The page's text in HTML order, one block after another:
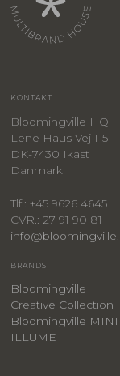
KONTAKT
Bloomingville HQ
Lene Haus Vej 1-5
DK-7430 Ikast
Danmark
Tlf.: +45 9626 4645
CVR.: 27 91 90 81
BRANDS
Bloomingville
Creative Collection
Bloomingville MINI
ILLUME